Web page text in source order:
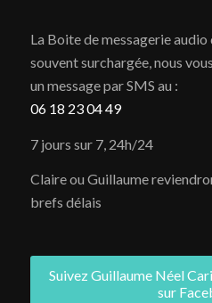
La Boite de messagerie
souvent surchargée, nous
un message par SMS au :
06 18 23 04 49
7 jours sur 7, 24h/24
Claire ou Guillaume
brefs délais
Suivez Guillaume Néel
sur